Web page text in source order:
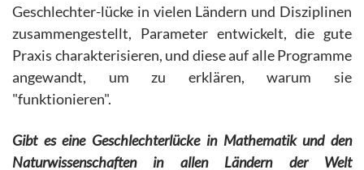
Geschlechter-lücke in vielen Ländern und Disziplinen
zusammengestellt, Parameter entwickelt, die gute
Praxis charakterisieren, und diese auf alle Programme
angewandt, um zu erklären, warum sie
"funktionieren".
Gibt es eine Geschlechterlücke in Mathematik und den
Naturwissenschaften in allen Ländern der Welt